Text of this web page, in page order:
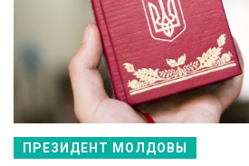
ПРЕЗИДЕНТ МОЛДОВЫ